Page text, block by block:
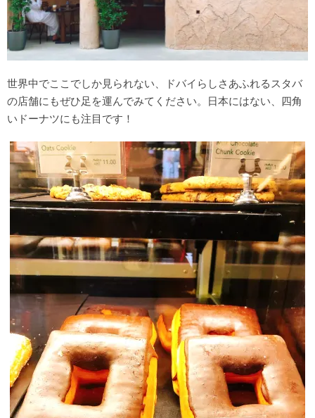
世界中でここでしか見られない、ドバイらしさあふれるスタバ
の店舗にもぜひ足を運んでみてください。日本にはない、四角
いドーナツにも注目です！